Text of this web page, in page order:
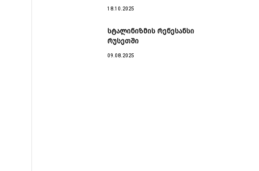
18.10.2025
სტალინიზმის რენესანსი
რუსეთში
09.08.2025